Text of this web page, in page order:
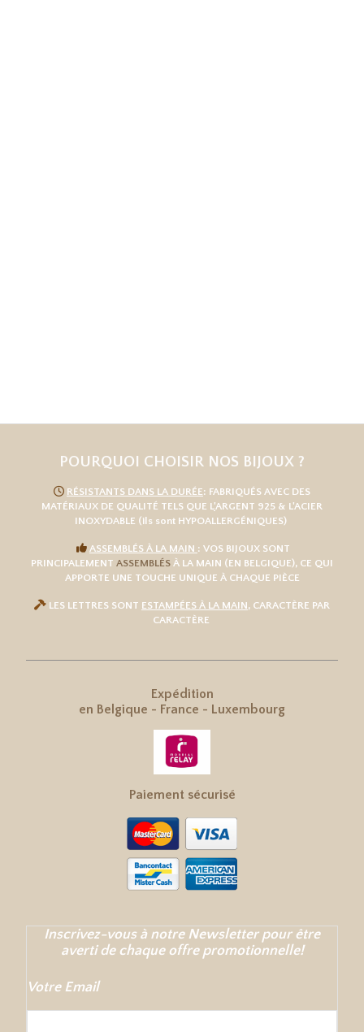
POURQUOI CHOISIR NOS BIJOUX ?
 RÉSISTANTS DANS LA DURÉE: FABRIQUÉS AVEC DES
MATÉRIAUX DE QUALITÉ TELS QUE L'ARGENT 925 & L'ACIER
INOXYDABLE (ils sont HYPOALLERGÉNIQUES)
 ASSEMBLÉS À LA MAIN : VOS BIJOUX SONT
PRINCIPALEMENT ASSEMBLÉS À LA MAIN (EN BELGIQUE), CE QUI
APPORTE UNE TOUCHE UNIQUE À CHAQUE PIÈCE
 LES LETTRES SONT ESTAMPÉES À LA MAIN, CARACTÈRE PAR
CARACTÈRE
Expédition
en Belgique - France - Luxembourg
Paiement sécurisé
Inscrivez-vous à notre Newsletter pour être
averti de chaque offre promotionnelle!
Votre Email